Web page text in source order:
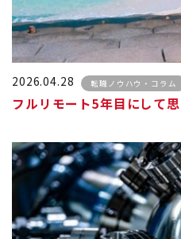
2026.04.28 転職ノウハウ・コラム
フルリモート5年目にして